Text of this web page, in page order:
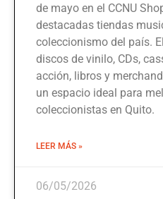
de mayo en el CCNU
destacadas tiendas
coleccionismo del país.
discos de vinilo, CDs,
acción, libros y
un espacio ideal para
coleccionistas en Quito.
LEER MÁS »
06/05/2026